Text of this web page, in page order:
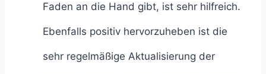
Faden an die Hand gibt, ist sehr hilfreich.
Ebenfalls positiv hervorzuheben ist die
sehr regelmäßige Aktualisierung der